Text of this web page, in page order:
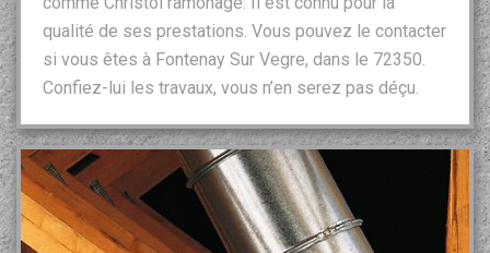
qualité de ses prestations. Vous pouvez le contacter
si vous êtes à Fontenay Sur Vegre, dans le 72350.
Confiez-lui les travaux, vous n’en serez pas déçu.